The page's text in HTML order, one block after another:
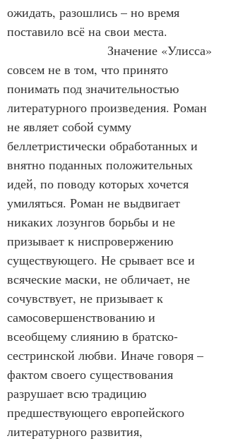
ожидать, разошлись – но время
поставило всё на свои места.
Значение «Улисса»
совсем не в том, что принято
понимать под значительностью
литературного произведения. Роман
не являет собой сумму
беллетристически обработанных и
внятно поданных положительных
идей, по поводу которых хочется
умиляться. Роман не выдвигает
никаких лозунгов борьбы и не
призывает к ниспровержению
существующего. Не срывает все и
всяческие маски, не обличает, не
сочувствует, не призывает к
самосовершенствованию и
всеобщему слиянию в братско-
сестринской любви. Иначе говоря –
фактом своего существования
разрушает всю традицию
предшествующего европейского
литературного развития,